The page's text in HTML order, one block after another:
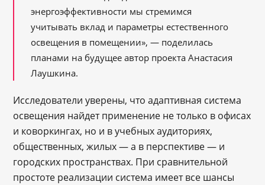
энергоэффективности мы стремимся
учитывать вклад и параметры естественного
освещения в помещении», — поделилась
планами на будущее автор проекта Анастасия
Лаушкина.
Исследователи уверены, что адаптивная система
освещения найдет применение не только в офисах
и коворкингах, но и в учебных аудиториях,
общественных, жилых — а в перспективе — и
городских пространствах. При сравнительной
простоте реализации система имеет все шансы